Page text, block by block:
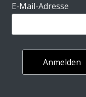
E-Mail-Adresse